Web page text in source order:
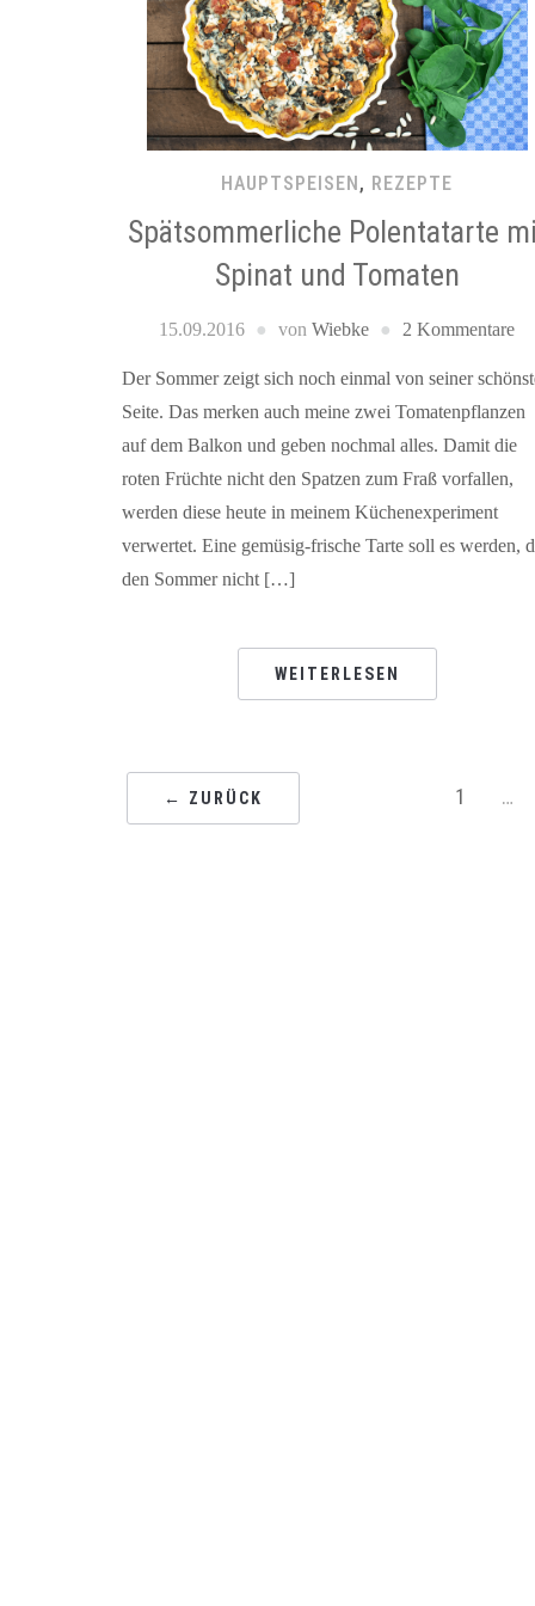
HAUPTSPEISEN, REZEPTE
Spätsommerliche Polentatarte
Spinat und Tomaten
15.09.2016 von Wiebke 2 Kommentare
Der Sommer zeigt sich noch einmal von seiner
Seite. Das merken auch meine zwei Tomatenpflanzen
auf dem Balkon und geben nochmal alles. Damit die
roten Früchte nicht den Spatzen zum Fraß vorfallen,
werden diese heute in meinem Küchenexperiment
verwertet. Eine gemüsig-frische Tarte soll es werden,
den Sommer nicht […]
WEITERLESEN
← ZURÜCK 1 …